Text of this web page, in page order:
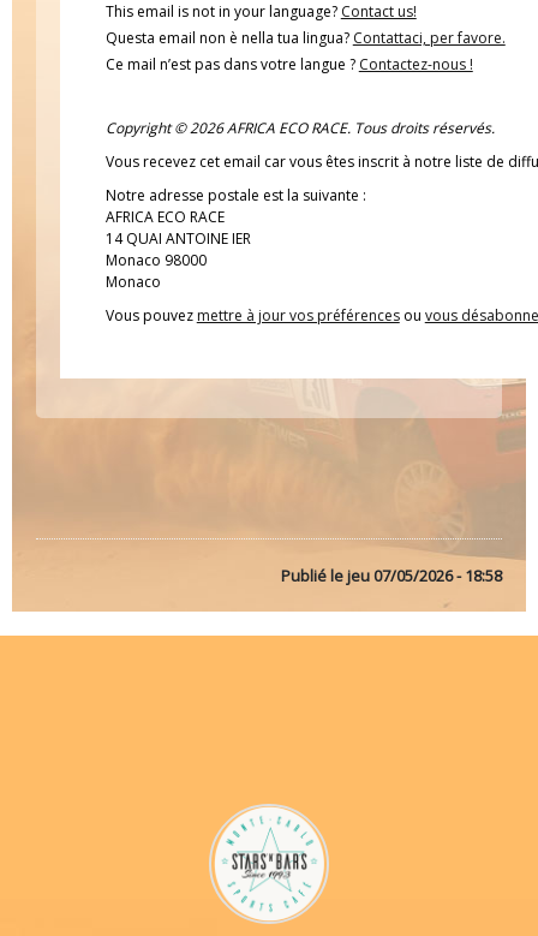
This email is not in your language? Contact us!
Questa email non è nella tua lingua? Contattaci, per favore.
Ce mail n’est pas dans votre langue ? Contactez-nous !
Copyright © 2026 AFRICA ECO RACE. Tous droits réservés.
Vous recevez cet email car vous êtes inscrit à notre liste de
Notre adresse postale est la suivante :
AFRICA ECO RACE
14 QUAI ANTOINE IER
Monaco 98000
Monaco
Vous pouvez mettre à jour vos préférencesou vous
Publié lejeu 07/05/2026 - 18:58